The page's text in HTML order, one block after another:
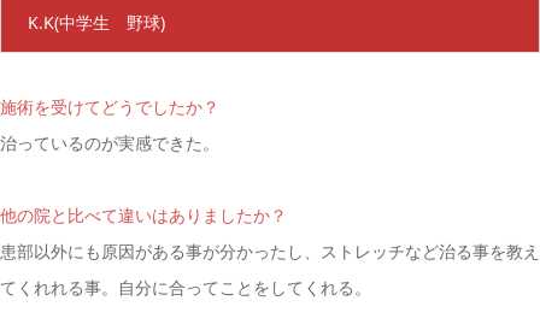
K.K(中学生 野球)
施術を受けてどうでしたか？
治っているのが実感できた。
他の院と比べて違いはありましたか？
患部以外にも原因がある事が分かったし、ストレッチなど治る事を教え
てくれれる事。自分に合ってことをしてくれる。